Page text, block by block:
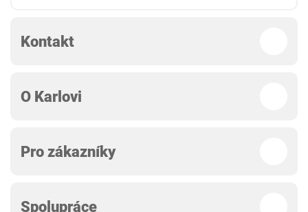
Kontakt
O Karlovi
Pro zákazníky
Spolupráce